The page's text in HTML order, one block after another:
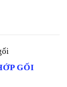
GỐI